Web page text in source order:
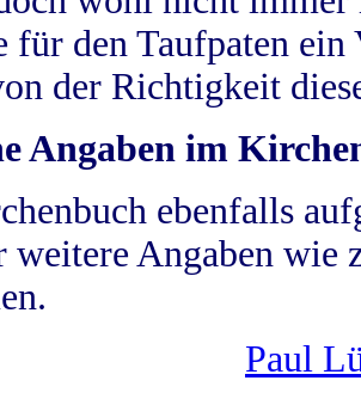
für den Taufpaten
der Richtigkeit
Angaben im
ebenfalls
weitere Angaben wie
Paul